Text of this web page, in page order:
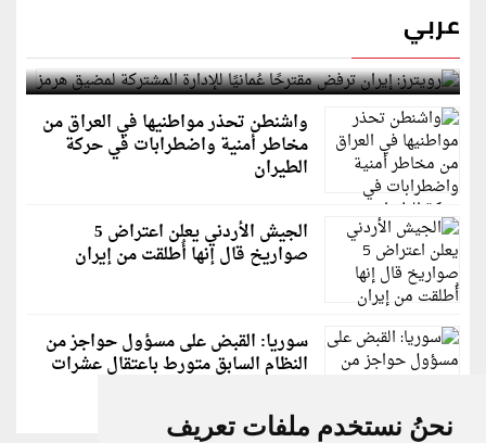
نحنُ نستخدم ملفات تعريف
عربي
رويترز: إيران ترفض مقترحًا عُمانيًا للإدارة المشتركة
لمضيق هرمز
واشنطن تحذر مواطنيها في العراق من
مخاطر أمنية واضطرابات في حركة
الطيران
الجيش الأردني يعلن اعتراض 5
صواريخ قال إنها أُطلقت من إيران
سوريا: القبض على مسؤول حواجز من
النظام السابق متورط باعتقال عشرات